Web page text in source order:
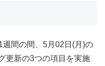
間の間、5月02日(月)の
更新の3つの項目を実施